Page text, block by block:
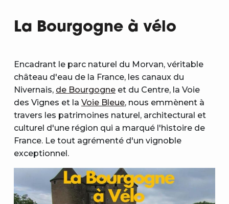
La Bourgogne à vélo
Encadrant le parc naturel du Morvan, véritable
château d'eau de la France, les canaux du
Nivernais, de Bourgogne et du Centre, la Voie
des Vignes et la Voie Bleue, nous emmènent à
travers les patrimoines naturel, architectural et
culturel d'une région qui a marqué l'histoire de
France. Le tout agrémenté d'un vignoble
exceptionnel.